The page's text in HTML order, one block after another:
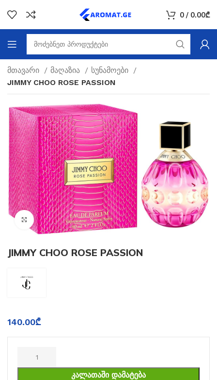
0 / 0.00₾
მთავარი მაღაზია
სუნამოები
JIMMY CHOO ROSE PASSION
Click to enlarge
JIMMY CHOO ROSE PASSION
140.00₾
ᲙᲐᲚᲐᲗᲐᲨᲘ ᲓᲐᲛᲐᲢᲔᲑᲐ